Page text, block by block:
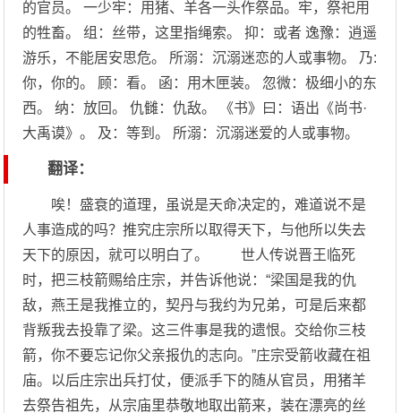
的官员。 一少牢：用猪、羊各一头作祭品。牢，祭祀用
的牲畜。 组：丝带，这里指绳索。 抑：或者 逸豫：逍遥
游乐，不能居安思危。 所溺：沉溺迷恋的人或事物。 乃:
你，你的。 顾：看。 函：用木匣装。 忽微：极细小的东
西。 纳：放回。 仇雠：仇敌。 《书》曰：语出《尚书·
大禹谟》。 及：等到。 所溺：沉溺迷爱的人或事物。
翻译：
唉！盛衰的道理，虽说是天命决定的，难道说不是
人事造成的吗？推究庄宗所以取得天下，与他所以失去
天下的原因，就可以明白了。 世人传说晋王临死
时，把三枝箭赐给庄宗，并告诉他说：“梁国是我的仇
敌，燕王是我推立的，契丹与我约为兄弟，可是后来都
背叛我去投靠了梁。这三件事是我的遗恨。交给你三枝
箭，你不要忘记你父亲报仇的志向。”庄宗受箭收藏在祖
庙。以后庄宗出兵打仗，便派手下的随从官员，用猪羊
去祭告祖先，从宗庙里恭敬地取出箭来，装在漂亮的丝